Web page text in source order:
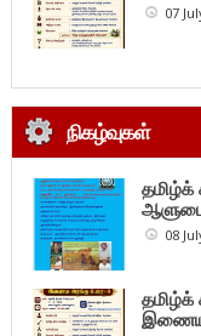
07
நிகழ்வுகள்
08
தமிழ்க்
இணைய